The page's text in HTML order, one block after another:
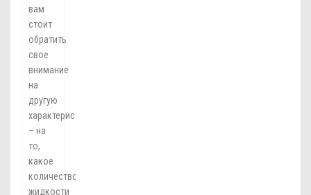
вам
стоит
обратить
свое
внимание
на
другую
характеристику
– на
то,
какое
количество
жидкости